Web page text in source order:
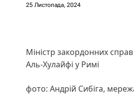
25 Листопада, 2024
Міністр закордонних
Аль-Хулайфі у Римі
фото: Андрій Сибіга,